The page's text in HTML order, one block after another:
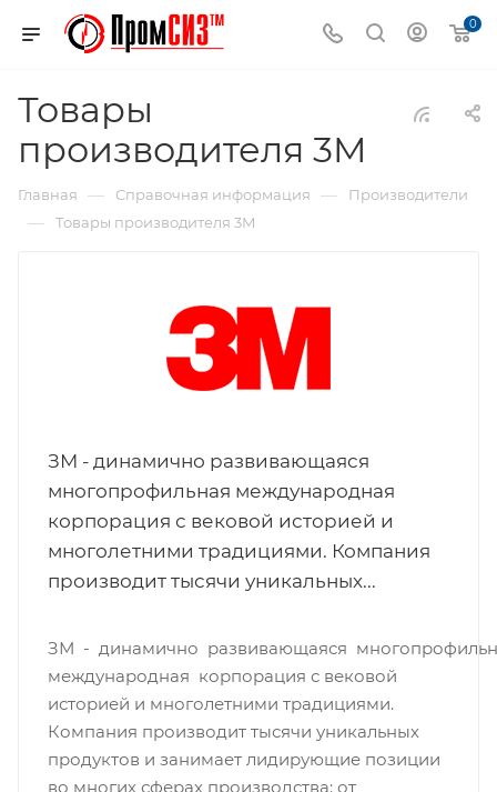
0
Товары
производителя 3M
Главная — Справочная информация — Производители
— Товары производителя 3M
ЗМ - динамично развивающаяся
многопрофильная международная
корпорация с вековой историей и
многолетними традициями. Компания
производит тысячи уникальных...
ЗМ - динамично развивающаяся
международная корпорация с вековой
историей и многолетними традициями.
Компания производит тысячи уникальных
продуктов и занимает лидирующие позиции
во многих сферах производства: от